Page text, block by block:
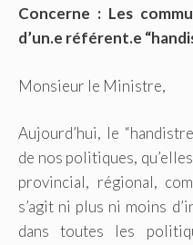
Concerne : Les
d’un.e référent.e
Monsieur le Ministre,
Aujourd’hui, le
de nos politiques,
provincial, régional,
s’agit ni plus ni moins
dans toutes les